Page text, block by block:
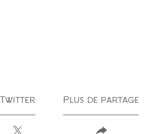
Twitter Plus de partage